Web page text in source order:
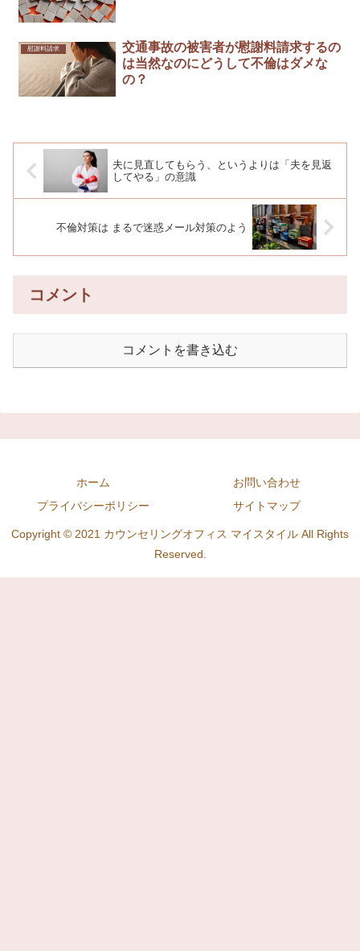
慰謝料請求
交通事故の被害者が慰謝料請求するの
は当然なのにどうして不倫はダメな
の？
夫に見直してもらう、というよりは「夫を見返
してやる」の意識
不倫対策は まるで迷惑メール対策のよう
コメント
コメントを書き込む
ホーム
お問い合わせ
プライバシーポリシー
サイトマップ
Copyright © 2021 カウンセリングオフィス マイスタイル All Rights
Reserved.